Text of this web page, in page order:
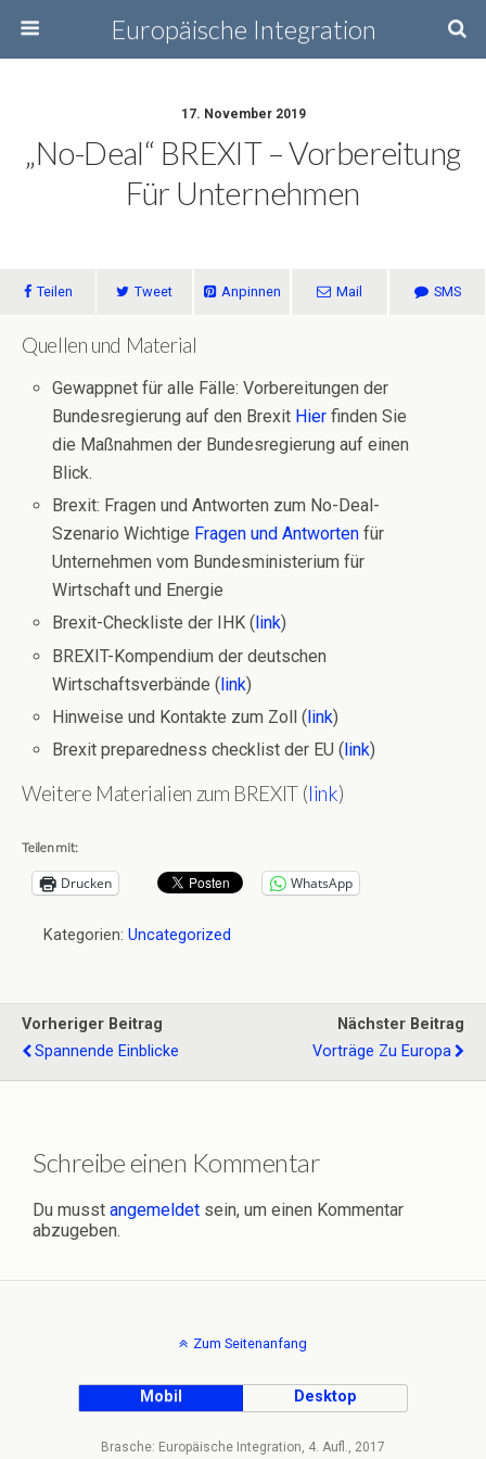
Europäische Integration
17. November 2019
„No-Deal“ BREXIT – Vorbereitung
Für Unternehmen
Teilen Tweet Anpinnen Mail SMS
Quellen und Material
Gewappnet für alle Fälle: Vorbereitungen der
Bundesregierung auf den Brexit Hier finden Sie
die Maßnahmen der Bundesregierung auf einen
Blick.
Brexit: Fragen und Antworten zum No-Deal-
Szenario Wichtige Fragen und Antworten für
Unternehmen vom Bundesministerium für
Wirtschaft und Energie
Brexit-Checkliste der IHK ( link)
BREXIT-Kompendium der deutschen
Wirtschaftsverbände (link)
Hinweise und Kontakte zum Zoll (link)
Brexit preparedness checklist der EU (link)
Weitere Materialien zum BREXIT (link)
Teilen mit:
Drucken WhatsApp
Kategorien: Uncategorized
Vorheriger Beitrag
Spannende Einblicke
Nächster Beitrag
Vorträge Zu Europa
Schreibe einen Kommentar
Du musst angemeldet sein, um einen Kommentar
abzugeben.
Zum Seitenanfang
Mobil Desktop
Brasche: Europäische Integration, 4. Aufl., 2017